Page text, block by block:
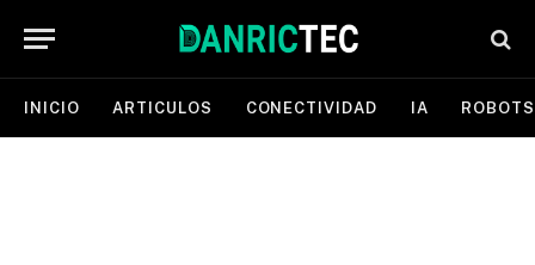
INICIO ARTICULOS CONECTIVIDAD IA ROBOTS